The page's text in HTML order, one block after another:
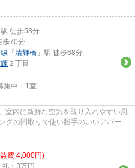
駅 徒歩58分
歩70分
「 清輝橋 」駅 徒歩68分
２丁目
中： 1室
室内に新鮮な空気を取り入れやすい風
グの間取りで使い勝手のいいアパート
費 4,000円)
：3万円